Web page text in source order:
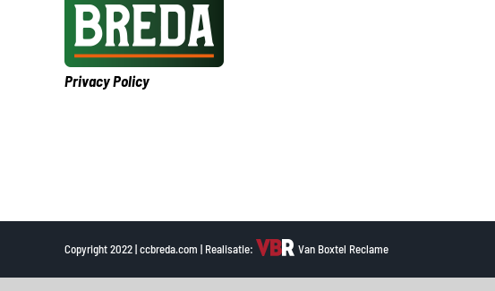
Privacy Policy
Copyright 2022 | ccbreda.com | Realisatie: Van Boxtel Reclame